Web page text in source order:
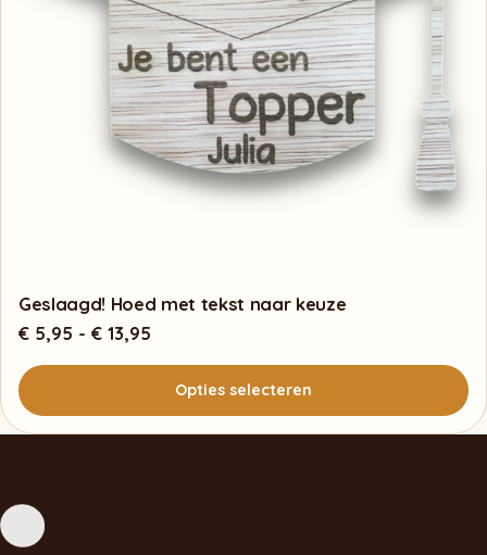
Geslaagd! Hoed met tekst naar keuze
€ 5,95 - € 13,95
€ 5,95
tot
€ 13,95
Opties selecteren
heeft
meerdere